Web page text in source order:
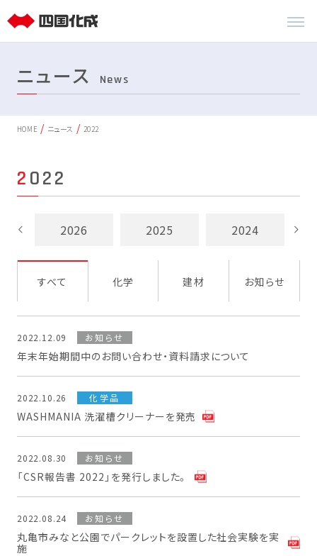
ニュース News
HOME ニュース 2022
2022
2026 2025 2024
すべて 化学 建材 お知らせ
2022.12.09 お知らせ
年末年始期間中のお問い合わせ・資料請求について
2022.10.26 化学品
WASHMANIA 洗濯槽クリーナーを発売
2022.08.30 お知らせ
「CSR報告書 2022」を発行しました。
2022.08.24 お知らせ
丸亀市みなと公園でパークレットを設置した社会実験を実
施